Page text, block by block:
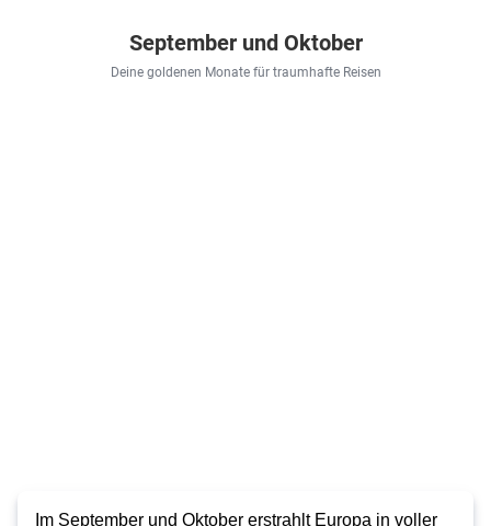
September und Oktober
Deine goldenen Monate für traumhafte Reisen
Im September und Oktober erstrahlt Europa in voller